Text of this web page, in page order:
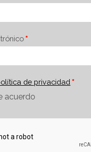
de privacidad
acuerdo